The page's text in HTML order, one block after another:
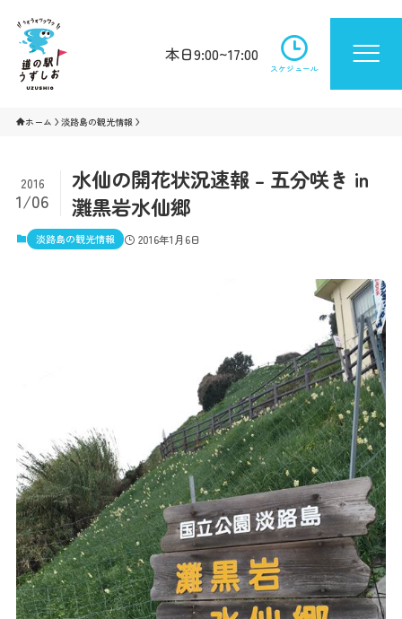
本日9:00~17:00
スケジュール
ホーム 淡路島の観光情報
水仙の開花状況速報 – 五分咲き in
灘黒岩水仙郷
2016
1/06
淡路島の観光情報 2016年1月6日